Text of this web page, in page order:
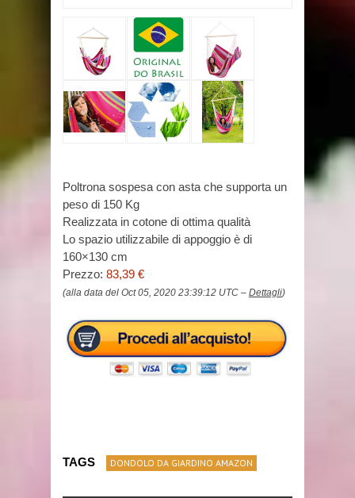
Poltrona sospesa con asta che supporta un
peso di 150 Kg
Realizzata in cotone di ottima qualità
Lo spazio utilizzabile di appoggio è di
160×130 cm
Prezzo: 83,39 €
(alla data del Oct 05, 2020 23:39:12 UTC – Dettagli)
TAGS DONDOLO DA GIARDINO AMAZON